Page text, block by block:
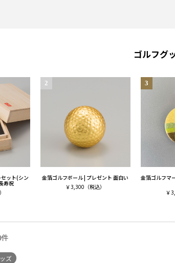
ゴルフグ
ット(シン
寿祝
金箔ゴルフボール | プレゼント 面白い
￥3,300 （税込）
金箔ゴルフマ
￥
件
ズ